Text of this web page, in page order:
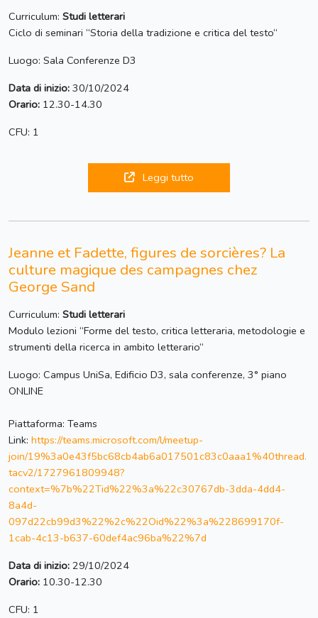
Curriculum: Studi letterari
Ciclo di seminari “Storia della tradizione e critica del testo“
Luogo: Sala Conferenze D3
Data di inizio: 30/10/2024
Orario: 12.30-14.30
CFU: 1
Leggi tutto
Jeanne et Fadette, figures de sorcières? La
culture magique des campagnes chez
George Sand
Curriculum: Studi letterari
Modulo lezioni “Forme del testo, critica letteraria, metodologie e
strumenti della ricerca in ambito letterario“
Luogo: Campus UniSa, Edificio D3, sala conferenze, 3° piano
ONLINE
Piattaforma: Teams
Link: https://teams.microsoft.com/l/meetup-
join/19%3a0e43f5bc68cb4ab6a017501c83c0aaa1%40thread.
tacv2/1727961809948?
context=%7b%22Tid%22%3a%22c30767db-3dda-4dd4-
8a4d-
097d22cb99d3%22%2c%22Oid%22%3a%228699170f-
1cab-4c13-b637-60def4ac96ba%22%7d
Data di inizio: 29/10/2024
Orario: 10.30-12.30
CFU: 1